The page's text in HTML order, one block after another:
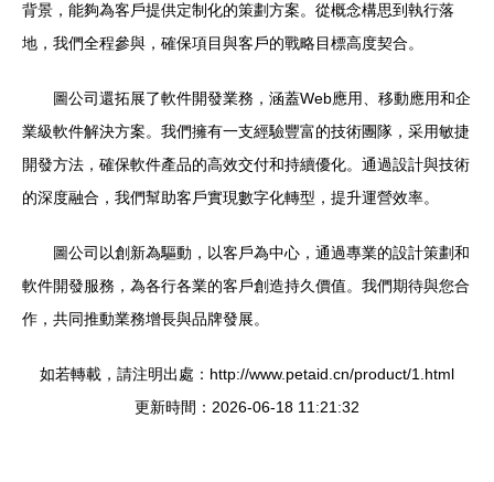
背景，能夠為客戶提供定制化的策劃方案。從概念構思到執行落
地，我們全程參與，確保項目與客戶的戰略目標高度契合。
圖公司還拓展了軟件開發業務，涵蓋Web應用、移動應用和企
業級軟件解決方案。我們擁有一支經驗豐富的技術團隊，采用敏捷
開發方法，確保軟件產品的高效交付和持續優化。通過設計與技術
的深度融合，我們幫助客戶實現數字化轉型，提升運營效率。
圖公司以創新為驅動，以客戶為中心，通過專業的設計策劃和
軟件開發服務，為各行各業的客戶創造持久價值。我們期待與您合
作，共同推動業務增長與品牌發展。
如若轉載，請注明出處：http://www.petaid.cn/product/1.html
更新時間：2026-06-18 11:21:32